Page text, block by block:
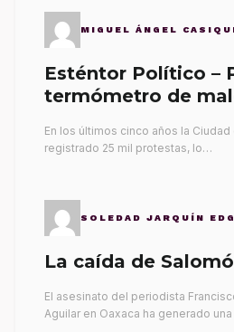
MIGUEL ÁNGEL
Esténtor Político –
termómetro de
En los últimos cinco años la
registrado 25 mil protestas, lo…
SOLEDAD JARQUÍN
La caída de
El asesinato del periodista
Aguilar en Oaxaca ha generado